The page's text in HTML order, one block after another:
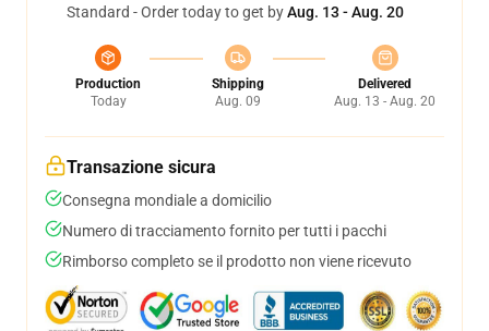
Standard - Order today to get byAug. 13 - Aug. 20
Production
Today
Shipping
Aug. 09
Delivered
Aug. 13 - Aug. 20
Transazione sicura
Consegna mondiale a domicilio
Numero di tracciamento fornito per tutti i pacchi
Rimborso completo se il prodotto non viene ricevuto